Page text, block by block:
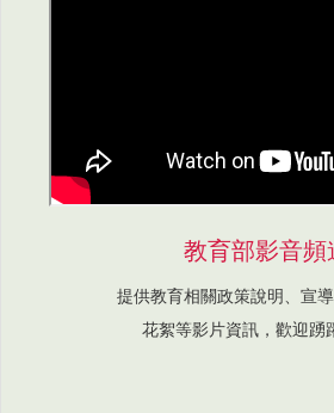
教育部影音頻
提供教育相關政策說明、宣
花絮等影片資訊，歡迎踴